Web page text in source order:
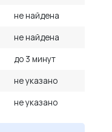
не найдена
не найдена
до 3 минут
не указано
не указано